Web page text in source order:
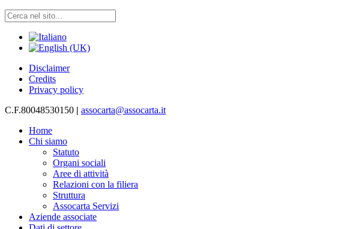
Disclaimer
Credits
Privacy policy
C.F.80048530150 | assocarta@assocarta.it
Home
Chi siamo
Statuto
Organi sociali
Aree di attività
Relazioni con la filiera
Struttura
Assocarta Servizi
Aziende associate